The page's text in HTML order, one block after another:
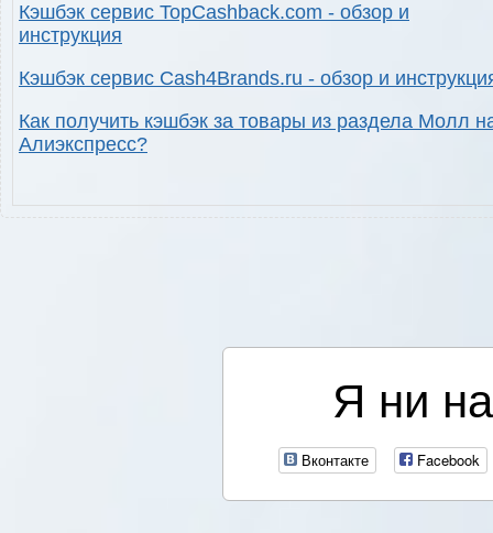
Кэшбэк сервис TopCashback.com - обзор и
инструкция
Кэшбэк сервис Cash4Brands.ru - обзор и
Как получить кэшбэк за товары из раздела Молл
Алиэкспресс?
Я ни
Вконтакте Facebook